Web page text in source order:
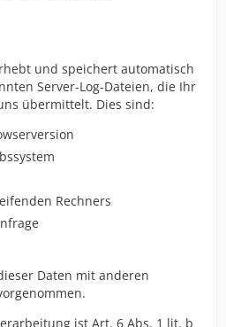
und speichert automatisch
Server-Log-Dateien, die Ihr
übermittelt. Dies sind:
Rechners
Daten mit anderen
ist Art. 6 Abs. 1 lit. b